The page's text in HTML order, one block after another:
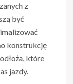
z
być
konstrukcję
które
jazdy.